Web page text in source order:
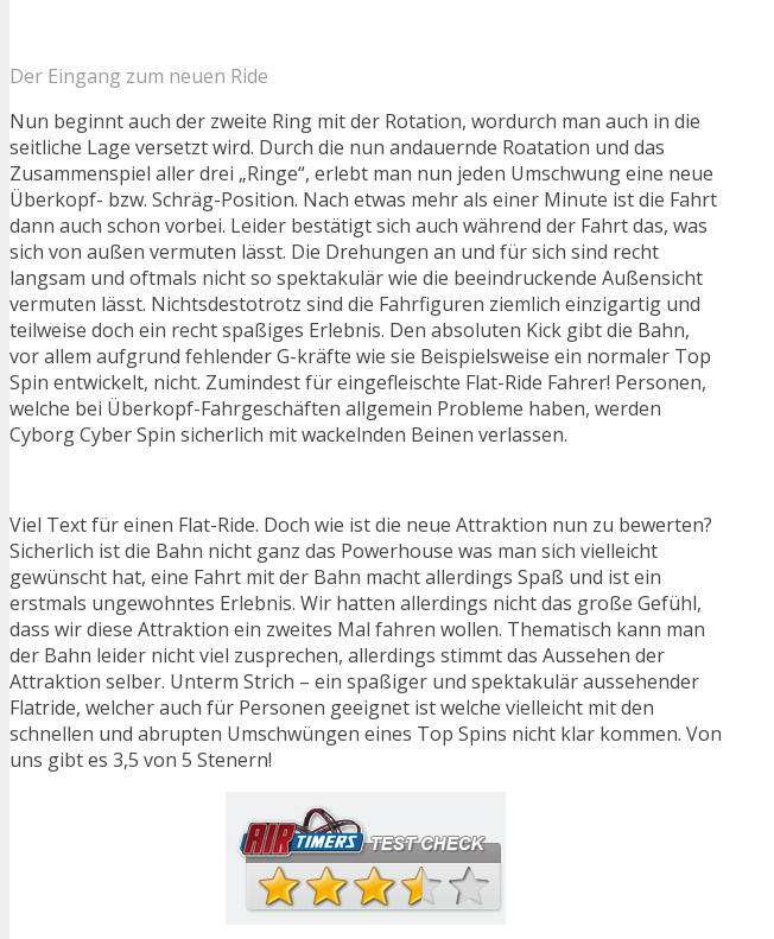
Der Eingang zum neuen Ride
Nun beginnt auch der zweite Ring mit der Rotation, wordurch man auch in die
seitliche Lage versetzt wird. Durch die nun andauernde Roatation und das
Zusammenspiel aller drei „Ringe“, erlebt man nun jeden Umschwung eine neue
Überkopf- bzw. Schräg-Position. Nach etwas mehr als einer Minute ist die Fahrt
dann auch schon vorbei. Leider bestätigt sich auch während der Fahrt das, was
sich von außen vermuten lässt. Die Drehungen an und für sich sind recht
langsam und oftmals nicht so spektakulär wie die beeindruckende Außensicht
vermuten lässt. Nichtsdestotrotz sind die Fahrfiguren ziemlich einzigartig und
teilweise doch ein recht spaßiges Erlebnis. Den absoluten Kick gibt die Bahn,
vor allem aufgrund fehlender G-kräfte wie sie Beispielsweise ein normaler Top
Spin entwickelt, nicht. Zumindest für eingefleischte Flat-Ride Fahrer! Personen,
welche bei Überkopf-Fahrgeschäften allgemein Probleme haben, werden
Cyborg Cyber Spin sicherlich mit wackelnden Beinen verlassen.
Viel Text für einen Flat-Ride. Doch wie ist die neue Attraktion nun zu bewerten?
Sicherlich ist die Bahn nicht ganz das Powerhouse was man sich vielleicht
gewünscht hat, eine Fahrt mit der Bahn macht allerdings Spaß und ist ein
erstmals ungewohntes Erlebnis. Wir hatten allerdings nicht das große Gefühl,
dass wir diese Attraktion ein zweites Mal fahren wollen. Thematisch kann man
der Bahn leider nicht viel zusprechen, allerdings stimmt das Aussehen der
Attraktion selber. Unterm Strich – ein spaßiger und spektakulär aussehender
Flatride, welcher auch für Personen geeignet ist welche vielleicht mit den
schnellen und abrupten Umschwüngen eines Top Spins nicht klar kommen. Von
uns gibt es 3,5 von 5 Stenern!